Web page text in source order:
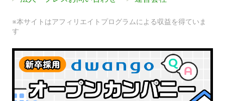
※本サイトはアフィリエイトプログラムによる収益を得ていま
す